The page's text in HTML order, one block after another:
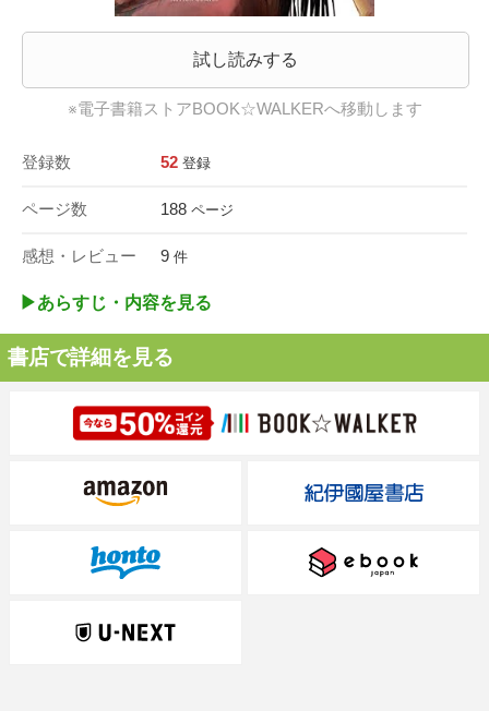
試し読みする
※電子書籍ストアBOOK☆WALKERへ移動します
登録数 52 登録
ページ数 188 ページ
感想・レビュー 9 件
▶︎あらすじ・内容を見る
書店で詳細を見る